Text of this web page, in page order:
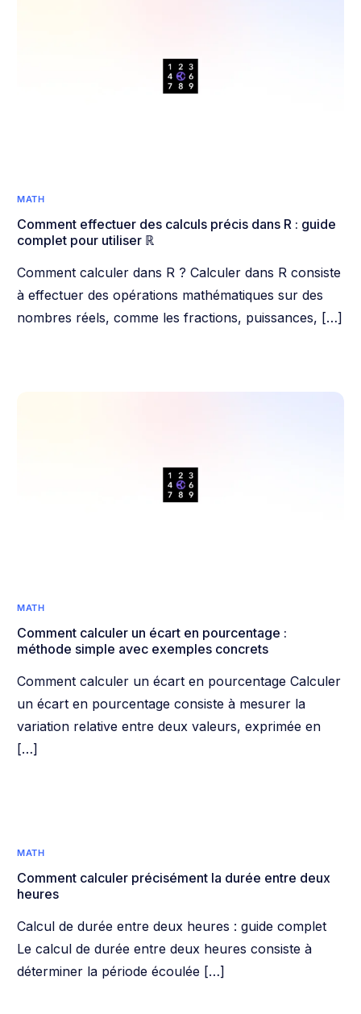
MATH
Comment effectuer des calculs précis dans R : guide
complet pour utiliser ℝ
Comment calculer dans R ? Calculer dans R consiste
à effectuer des opérations mathématiques sur des
nombres réels, comme les fractions, puissances, […]
MATH
Comment calculer un écart en pourcentage :
méthode simple avec exemples concrets
Comment calculer un écart en pourcentage Calculer
un écart en pourcentage consiste à mesurer la
variation relative entre deux valeurs, exprimée en
[…]
MATH
Comment calculer précisément la durée entre deux
heures
Calcul de durée entre deux heures : guide complet
Le calcul de durée entre deux heures consiste à
déterminer la période écoulée […]